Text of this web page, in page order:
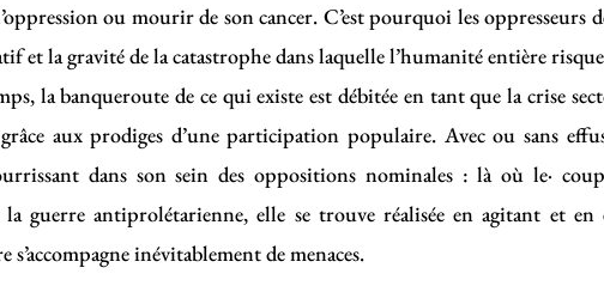
ou mourir de son cancer. C’est pourquoi les oppresseurs
et la gravité de la catastrophe dans laquelle l’humanité entière
la banqueroute de ce qui existe est débitée en tant que la crise
aux prodiges d’une participation populaire. Avec ou sans
dans son sein des oppositions nominales : là où le·
guerre antiprolétarienne, elle se trouve réalisée en agitant et
inévitablement de menaces.